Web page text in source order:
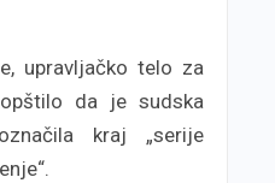
upravljačko telo za
da je sudska
kraj „serije